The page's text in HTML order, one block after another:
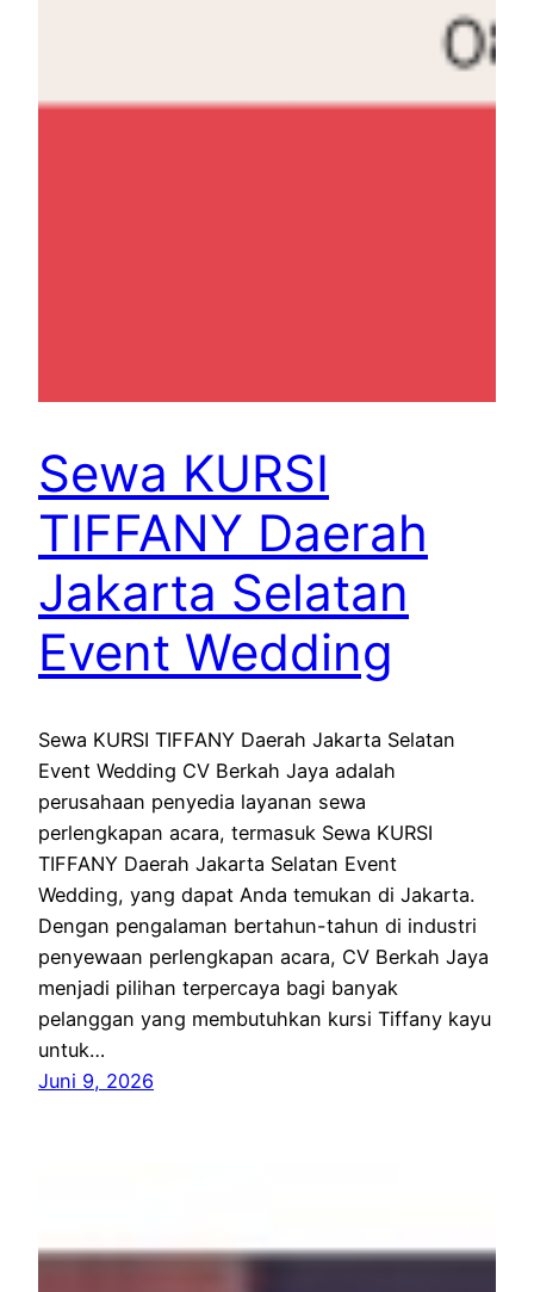
Sewa KURSI
TIFFANY Daerah
Jakarta Selatan
Event Wedding
Sewa KURSI TIFFANY Daerah Jakarta Selatan
Event Wedding CV Berkah Jaya adalah
perusahaan penyedia layanan sewa
perlengkapan acara, termasuk Sewa KURSI
TIFFANY Daerah Jakarta Selatan Event
Wedding, yang dapat Anda temukan di Jakarta.
Dengan pengalaman bertahun-tahun di industri
penyewaan perlengkapan acara, CV Berkah Jaya
menjadi pilihan terpercaya bagi banyak
pelanggan yang membutuhkan kursi Tiffany kayu
untuk…
Juni 9, 2026